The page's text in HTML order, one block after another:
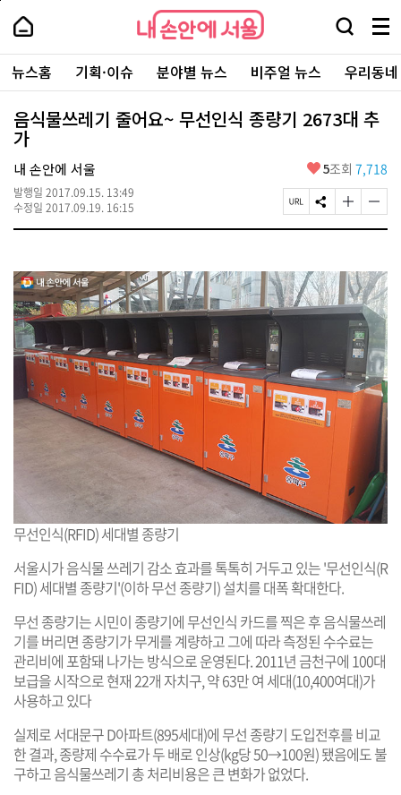
본
로
가
내
손
안
에
서
울
-
서
울
시
대
표
소
통
포
내
손
에
울
검
창
열
기
메
뉴
전
체
보
주
요
서
뉴스홈 기획·이슈 분야별 뉴스 비주얼 뉴스 우리동
음식물쓰레기 줄어요~ 무선인식 종량기 2673대 추
가
내 손안에 서울
발행일 2017.09.15. 13:49
수정일 2017.09.19. 16:15
좋
요
5조회 7,718
페
이
R
L
복
사
S
N
유
하
기
글
자
크
게
변
경
하
기
글
자
작
게
변
경
하
기
무선인식(RFID) 세대별 종량기
서울시가 음식물 쓰레기 감소 효과를 톡톡히 거두고 있는 '무선인식(R
FID) 세대별 종량기'(이하 무선 종량기) 설치를 대폭 확대한다.
무선 종량기는 시민이 종량기에 무선인식 카드를 찍은 후 음식물쓰레
기를 버리면 종량기가 무게를 계량하고 그에 따라 측정된 수수료는
관리비에 포함돼 나가는 방식으로 운영된다. 2011년 금천구에 100대
보급을 시작으로 현재 22개 자치구, 약 63만 여 세대(10,400여대)가
사용하고 있다
실제로 서대문구 D아파트(895세대)에 무선 종량기 도입전후를 비교
한 결과, 종량제 수수료가 두 배로 인상(kg당 50→100원) 됐음에도 불
구하고 음식물쓰레기 총 처리비용은 큰 변화가 없었다.
페
상
단
로